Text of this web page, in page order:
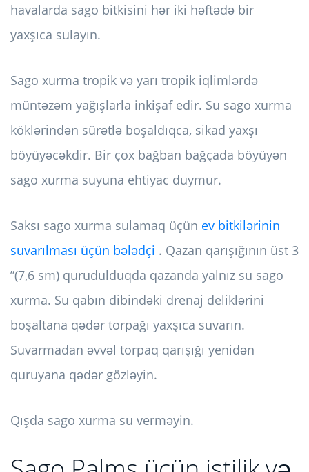
havalarda sago bitkisini hər iki həftədə bir
yaxşıca sulayın.
Sago xurma tropik və yarı tropik iqlimlərdə
müntəzəm yağışlarla inkişaf edir. Su sago xurma
köklərindən sürətlə boşaldıqca, sikad yaxşı
böyüyəcəkdir. Bir çox bağban bağçada böyüyən
sago xurma suyuna ehtiyac duymur.
Saksı sago xurma sulamaq üçün ev bitkilərinin
suvarılması üçün bələdçi . Qazan qarışığının üst 3
”(7,6 sm) qurudulduqda qazanda yalnız su sago
xurma. Su qabın dibindəki drenaj deliklərini
boşaltana qədər torpağı yaxşıca suvarın.
Suvarmadan əvvəl torpaq qarışığı yenidən
quruyana qədər gözləyin.
Qışda sago xurma su verməyin.